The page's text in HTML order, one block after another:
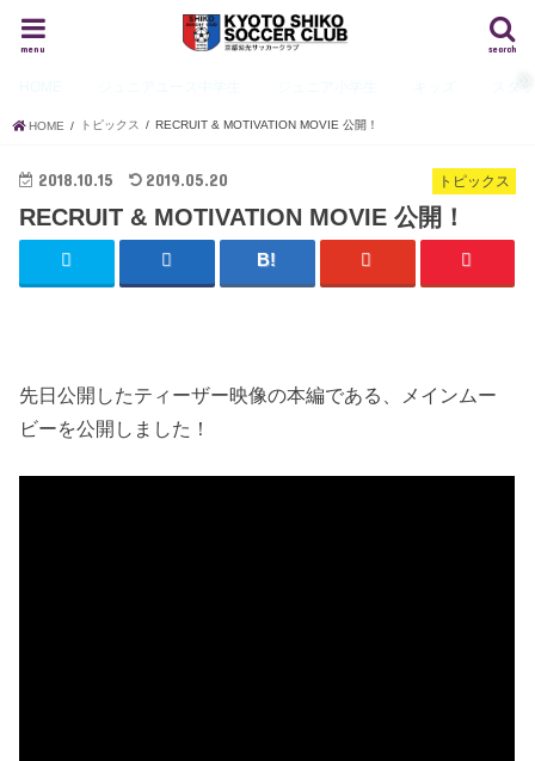
search
menu
HOME トピックス RECRUIT & MOTIVATION MOVIE 公開！
トピックス
2018.10.15 2019.05.20
RECRUIT & MOTIVATION MOVIE 公開！
先日公開したティーザー映像の本編である、メインムー
ビーを公開しました！